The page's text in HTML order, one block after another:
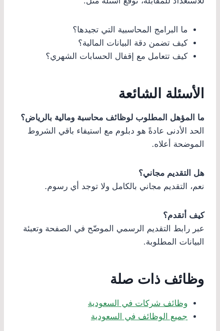
ما البرامج المحاسبية التي تجيدها؟
كيف تضمن دقة البيانات المالية؟
كيف تتعامل مع إقفال الحسابات الشهري؟
الأسئلة الشائعة
ما المؤهل المطلوب لوظائف محاسبة ومالية بالرياض؟
الحد الأدنى عادةً هو دبلوم مع استيفاء باقي الشروط
الموضحة أعلاه.
هل التقديم مجاني؟
نعم، التقديم مجاني بالكامل ولا توجد أي رسوم.
كيف أتقدم؟
عبر رابط التقديم الرسمي الموضّح في الصفحة وتعبئة
البيانات المطلوبة.
وظائف ذات صلة
وظائف شركات في السعودية
جميع الوظائف في السعودية